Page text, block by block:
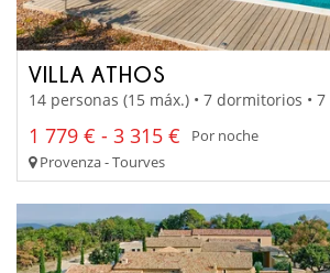
VILLA ATHOS
14 personas (15 máx.) • 7 dormitorios •
1 779 € - 3 315 €
Por noche
Provenza - Tourves